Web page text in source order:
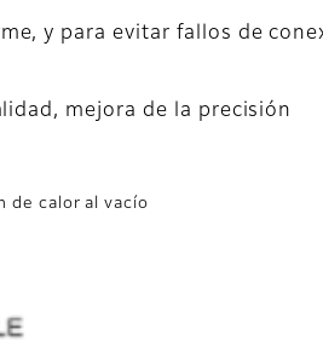
y para evitar fallos de
mejora de la precisión
de calor al vacío